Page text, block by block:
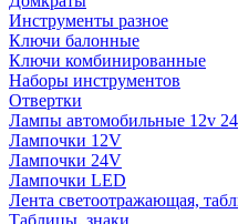
Инструменты разное
Ключи балонные
Ключи комбинированные
Наборы инструментов
Отвертки
Лампы автомобильные 12v
Лампочки 12V
Лампочки 24V
Лампочки LED
Лента светоотражающая,